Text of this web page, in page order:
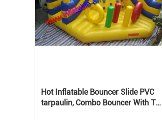
Hot Inflatable Bouncer Slide PVC
tarpaulin, Combo Bouncer With Two